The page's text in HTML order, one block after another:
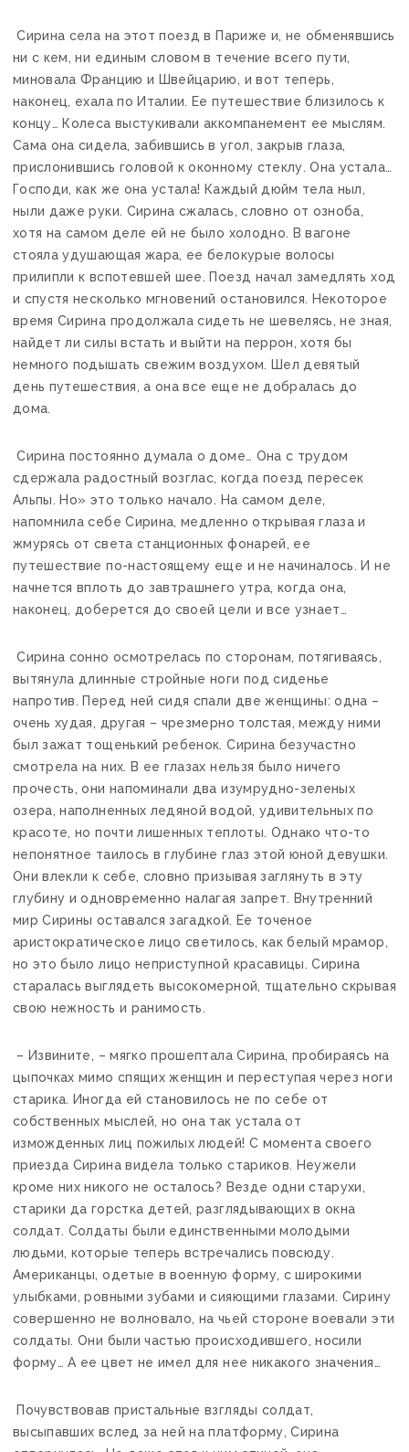
Сирина села на этот поезд в Париже и, не обменявшись
ни с кем, ни единым словом в течение всего пути,
миновала Францию и Швейцарию, и вот теперь,
наконец, ехала по Италии. Ее путешествие близилось к
концу… Колеса выстукивали аккомпанемент ее мыслям.
Сама она сидела, забившись в угол, закрыв глаза,
прислонившись головой к оконному стеклу. Она устала…
Господи, как же она устала! Каждый дюйм тела ныл,
ныли даже руки. Сирина сжалась, словно от озноба,
хотя на самом деле ей не было холодно. В вагоне
стояла удушающая жара, ее белокурые волосы
прилипли к вспотевшей шее. Поезд начал замедлять ход
и спустя несколько мгновений остановился. Некоторое
время Сирина продолжала сидеть не шевелясь, не зная,
найдет ли силы встать и выйти на перрон, хотя бы
немного подышать свежим воздухом. Шел девятый
день путешествия, а она все еще не добралась до
дома.
Сирина постоянно думала о доме… Она с трудом
сдержала радостный возглас, когда поезд пересек
Альпы. Но» это только начало. На самом деле,
напомнила себе Сирина, медленно открывая глаза и
жмурясь от света станционных фонарей, ее
путешествие по-настоящему еще и не начиналось. И не
начнется вплоть до завтрашнего утра, когда она,
наконец, доберется до своей цели и все узнает…
Сирина сонно осмотрелась по сторонам, потягиваясь,
вытянула длинные стройные ноги под сиденье
напротив. Перед ней сидя спали две женщины: одна –
очень худая, другая – чрезмерно толстая, между ними
был зажат тощенький ребенок. Сирина безучастно
смотрела на них. В ее глазах нельзя было ничего
прочесть, они напоминали два изумрудно-зеленых
озера, наполненных ледяной водой, удивительных по
красоте, но почти лишенных теплоты. Однако что-то
непонятное таилось в глубине глаз этой юной девушки.
Они влекли к себе, словно призывая заглянуть в эту
глубину и одновременно налагая запрет. Внутренний
мир Сирины оставался загадкой. Ее точеное
аристократическое лицо светилось, как белый мрамор,
но это было лицо неприступной красавицы. Сирина
старалась выглядеть высокомерной, тщательно скрывая
свою нежность и ранимость.
– Извините, – мягко прошептала Сирина, пробираясь на
цыпочках мимо спящих женщин и переступая через ноги
старика. Иногда ей становилось не по себе от
собственных мыслей, но она так устала от
изможденных лиц пожилых людей! С момента своего
приезда Сирина видела только стариков. Неужели
кроме них никого не осталось? Везде одни старухи,
старики да горстка детей, разглядывающих в окна
солдат. Солдаты были единственными молодыми
людьми, которые теперь встречались повсюду.
Американцы, одетые в военную форму, с широкими
улыбками, ровными зубами и сияющими глазами. Сирину
совершенно не волновало, на чьей стороне воевали эти
солдаты. Они были частью происходившего, носили
форму… А ее цвет не имел для нее никакого значения…
Почувствовав пристальные взгляды солдат,
высыпавших вслед за ней на платформу, Сирина